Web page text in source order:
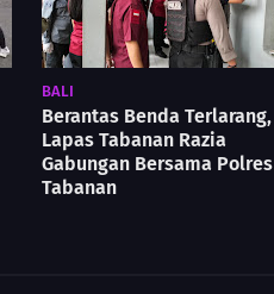
BALI
Berantas Benda Terlarang,
Lapas Tabanan Razia
Gabungan Bersama Polres
Tabanan